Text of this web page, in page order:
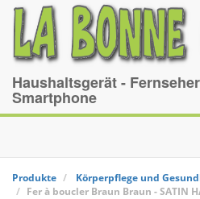
Haushaltsgerät -
Smartphone
Produkte Körperpflege und
Fer à boucler Braun Braun -SATIN